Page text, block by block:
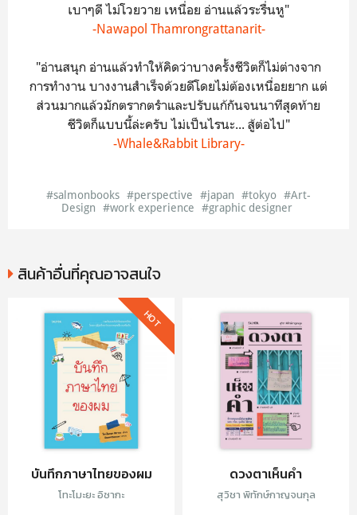
เบาๆดี ไม่โวยวาย เหนื่อย อ่านแล้วระรื่นหู"
-Nawapol Thamrongrattanarit-
"อ่านสนุก อ่านแล้วทำให้คิดว่าบางครั้งชีวิตก็ไม่ต่างจาก
การทำงาน บางงานสำเร็จด้วยดีโดยไม่ต้องเหนื่อยยาก แต่
ส่วนมากแล้วมักตรากตรำและปรับแก้กันจนนาทีสุดท้าย
ชีวิตก็แบบนี้ล่ะครับ ไม่เป็นไรนะ... สู้ต่อไป"
-Whale&Rabbit Library-
#salmonbooks #perspective #japan #tokyo #Art-
Design #work experience #graphic designer
สินค้าอื่นที่คุณอาจสนใจ
บันทึกภาษาไทยของผม
โทะโมะยะ อิซากะ
HOT
ดวงตาเห็นคำ
สุวิชา พิทักษ์กาญจนกุล